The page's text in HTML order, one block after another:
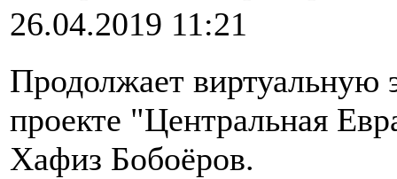
26.04.2019 11:21
Продолжает виртуальную
проекте "Центральная
Хафиз Бобоёров.